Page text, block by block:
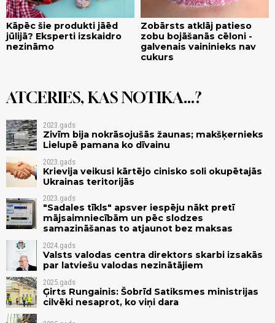
Kāpēc šie produkti jāēd
jūlijā? Eksperti izskaidro
nezināmo
Zobārsts atklāj patieso
zobu bojāšanās cēloni -
galvenais vaininieks nav
cukurs
ATCERIES, KAS NOTIKA...?
2023.gads
Zivīm bija nokrāsojušās žaunas; makšķernieks
Lielupē pamana ko dīvainu
2023.gads
Krievija veikusi kārtējo cinisko soli okupētajās
Ukrainas teritorijās
2023.gads
"Sadales tīkls" apsver iespēju nākt pretī
mājsaimniecībām un pēc slodzes
samazināšanas to atjaunot bez maksas
2024.gads
Valsts valodas centra direktors skarbi izsakās
par latviešu valodas nezinātājiem
2025.gads
Ģirts Rungainis: Šobrīd Satiksmes ministrijas
cilvēki nesaprot, ko viņi dara